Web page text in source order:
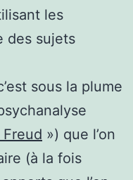
les
des sujets
sous la plume
») que l’on
(à la fois